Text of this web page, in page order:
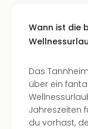
Wann ist die
Das
über ein
Jahreszeiten
du vorhast,